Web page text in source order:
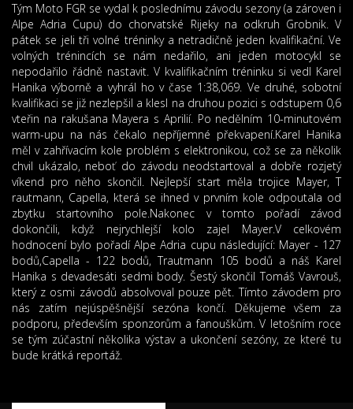
Tým Moto FGR se vydal k poslednímu závodu sezony (a zároven i
Alpe Adria Cupu) do chorvatské Rijeky na odkruh Grobnik. V
pátek se jeli tři volné tréninky a netradičně jeden kvalifikační. Ve
volných trénincích se nám nedařilo, ani jeden motocykl se
nepodařilo řádně nastavit. V kvalifikačním tréninku si vedl Karel
Hanika výborně a vyhrál ho v čase 1:38,069. Ve druhé, sobotní
kvalifikaci se již nezlepšil a klesl na druhou pozici s odstupem 0,6
vteřin na rakušana Mayera s Aprilií. Po nedělním 10-minutovém
warm-upu na nás čekalo nepříjemné překvapení.Karel Hanika
měl v zahřívacím kole problém s elektronikou, což se za několik
chvil ukázalo, neboť do závodu neodstartoval a dobře rozjetý
víkend pro něho skončil. Nejlepší start měla trojice Mayer, T
rautmann, Capella, která se ihned v prvním kole odpoutala od
zbytku startovního pole.Nakonec v tomto pořadí závod
dokončili, když nejrychlejší kolo zajel Mayer.V celkovém
hodnocení bylo pořadí Alpe Adria cupu následující: Mayer - 127
bodů,Capella - 122 bodů, Trautmann 105 bodů a náš Karel
Hanika s devadesáti sedmi body. Šestý skončil Tomáš Vavrouš,
který z osmi závodů absolvoval pouze pět. Tímto závodem pro
nás zatím nejúspěšnější sezóna končí. Děkujeme všem za
podporu, především sponzorům a fanouškům. V letošním roce
se tým zúčastní několika výstav a ukončení sezóny, ze které tu
bude krátká reportáž.